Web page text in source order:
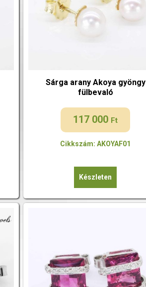
Sárga arany Akoya gyöngy
fülbevaló
117 000 Ft
Cikkszám: AKOYAF01
Készleten